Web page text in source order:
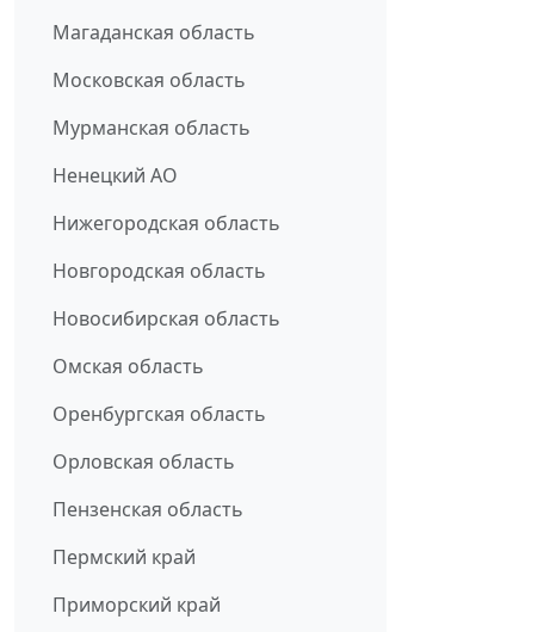
Магаданская область
Московская область
Мурманская область
Ненецкий АО
Нижегородская область
Новгородская область
Новосибирская область
Омская область
Оренбургская область
Орловская область
Пензенская область
Пермский край
Приморский край